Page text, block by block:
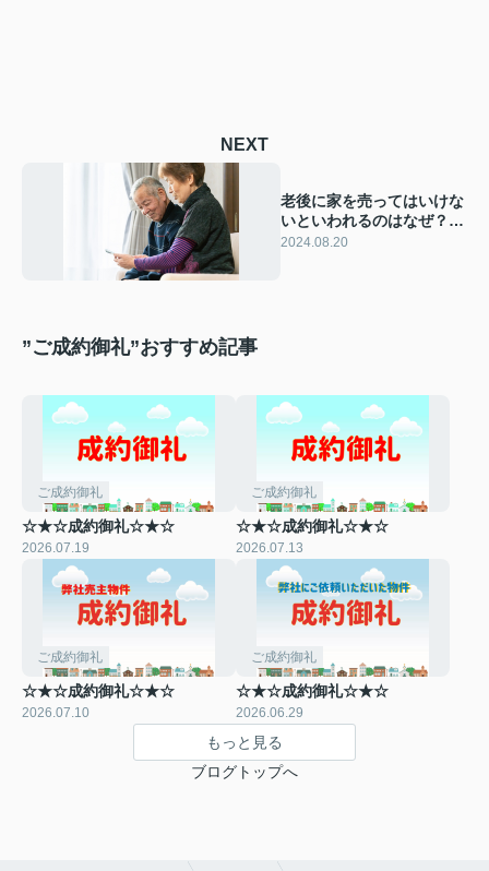
NEXT
老後に家を売ってはいけな
いといわれるのはなぜ？理
由とその対策を解説
2024.08.20
”ご成約御礼”おすすめ記事
ご成約御礼
☆★☆成約御礼☆★☆
2026.07.19
ご成約御礼
☆★☆成約御礼☆★☆
2026.07.13
ご成約御礼
☆★☆成約御礼☆★☆
2026.07.10
ご成約御礼
☆★☆成約御礼☆★☆
2026.06.29
もっと見る
ブログトップへ